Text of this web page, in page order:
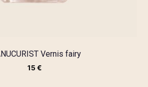
Vernis fairy
15€